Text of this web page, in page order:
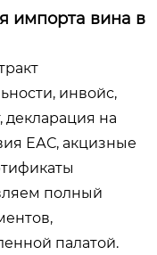
импорта вина в
инвойс,
декларация на
ЕАС, акцизные
полный
палатой.